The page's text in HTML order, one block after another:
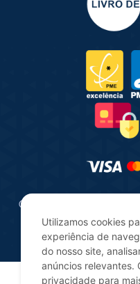
© 2025 | Consultua |
Utilizamos cookies
experiência de
do nosso site,
anúncios relevantes.
privacidade para